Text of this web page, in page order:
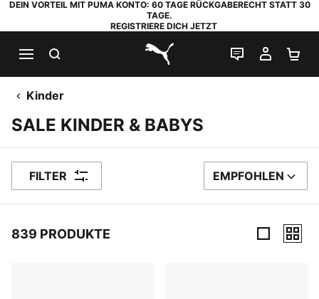
DEIN VORTEIL MIT PUMA KONTO: 60 TAGE RÜCKGABERECHT STATT 30
TAGE.
REGISTRIERE DICH JETZT
PUMA.com
LIVE-CHAT
MEIN
Kinder
SALE KINDER & BABYS
FILTER SORTIEREN NACH
EMPFOHLEN
839 PRODUKTE